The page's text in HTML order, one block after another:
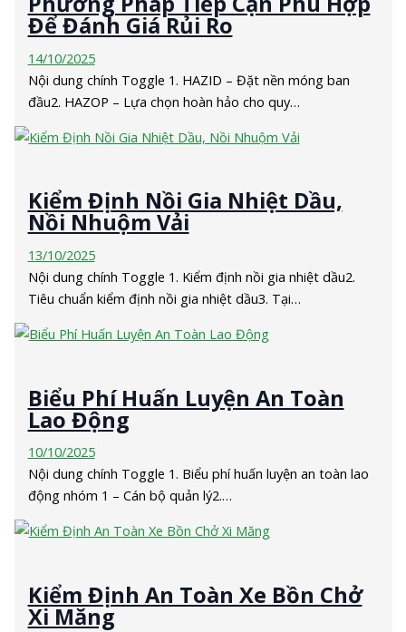
Để Đánh Giá Rủi Ro
14/10/2025
Nội dung chính Toggle 1. HAZID – Đặt nền móng ban
đầu2. HAZOP – Lựa chọn hoàn hảo cho quy…
Kiểm Định Nồi Gia Nhiệt Dầu,
Nồi Nhuộm Vải
13/10/2025
Nội dung chính Toggle 1. Kiểm định nồi gia nhiệt dầu2.
Tiêu chuẩn kiểm định nồi gia nhiệt dầu3. Tại…
Biểu Phí Huấn Luyện An Toàn
Lao Động
10/10/2025
Nội dung chính Toggle 1. Biểu phí huấn luyện an toàn lao
động nhóm 1 – Cán bộ quản lý2.…
Kiểm Định An Toàn Xe Bồn Chở
Xi Măng